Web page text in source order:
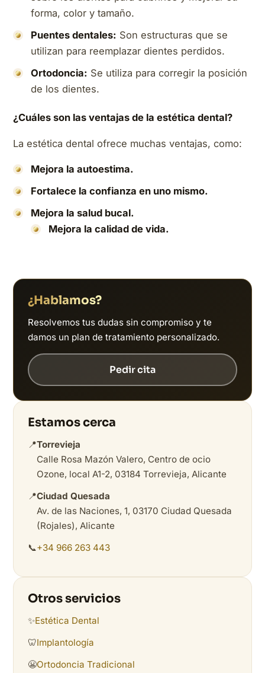
forma, color y tamaño.
Puentes dentales: Son estructuras que se
utilizan para reemplazar dientes perdidos.
Ortodoncia: Se utiliza para corregir la posición
de los dientes.
¿Cuáles son las ventajas de la estética dental?
La estética dental ofrece muchas ventajas, como:
Mejora la autoestima.
Fortalece la confianza en uno mismo.
Mejora la salud bucal.
Mejora la calidad de vida.
¿Hablamos?
Resolvemos tus dudas sin compromiso y te
damos un plan de tratamiento personalizado.
Pedir cita
Estamos cerca
📍Torrevieja
Calle Rosa Mazón Valero, Centro de ocio
Ozone, local A1-2, 03184 Torrevieja, Alicante
📍Ciudad Quesada
Av. de las Naciones, 1, 03170 Ciudad Quesada
(Rojales), Alicante
📞+34 966 263 443
Otros servicios
✨Estética Dental
🦷Implantología
😬Ortodoncia Tradicional